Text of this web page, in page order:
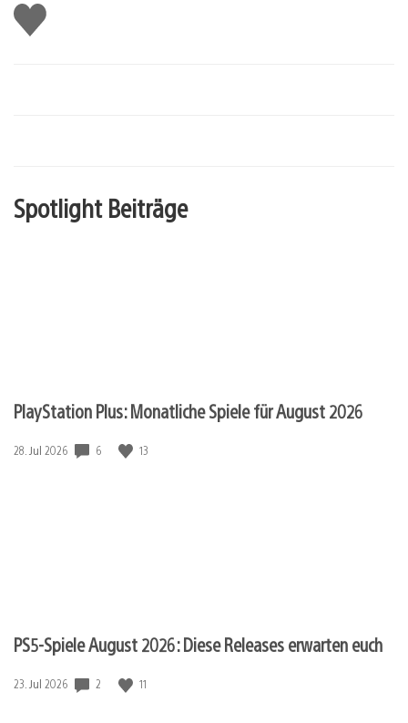
Gefällt
mir
Spotlight Beiträge
PlayStation Plus: Monatliche Spiele für August 2026
Veröffentlichungsdatum:
28. Jul 2026 6 13
PS5-Spiele August 2026: Diese Releases erwarten euch
Veröffentlichungsdatum:
23. Jul 2026 2 11